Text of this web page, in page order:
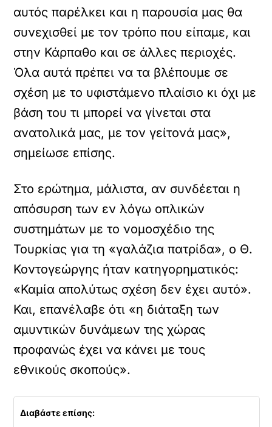
αυτός παρέλκει και η παρουσία μας θα
συνεχισθεί με τον τρόπο που είπαμε, και
στην Κάρπαθο και σε άλλες περιοχές.
Όλα αυτά πρέπει να τα βλέπουμε σε
σχέση με το υφιστάμενο πλαίσιο κι όχι με
βάση του τι μπορεί να γίνεται στα
ανατολικά μας, με τον γείτονά μας»,
σημείωσε επίσης.
Στο ερώτημα, μάλιστα, αν συνδέεται η
απόσυρση των εν λόγω οπλικών
συστημάτων με το νομοσχέδιο της
Τουρκίας για τη «γαλάζια πατρίδα», ο Θ.
Κοντογεώργης ήταν κατηγορηματικός:
«Καμία απολύτως σχέση δεν έχει αυτό».
Και, επανέλαβε ότι «η διάταξη των
αμυντικών δυνάμεων της χώρας
προφανώς έχει να κάνει με τους
εθνικούς σκοπούς».
Διαβάστε επίσης: